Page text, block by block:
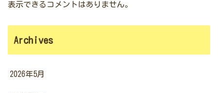
表示できるコメントはありません。
Archives
2026年5月